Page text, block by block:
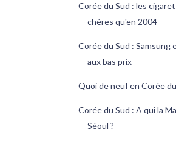
Corée du Sud : les
chères qu'en 2004
Corée du Sud : Samsung
aux bas prix
Quoi de neuf en Corée du
Corée du Sud : A qui la
Séoul ?